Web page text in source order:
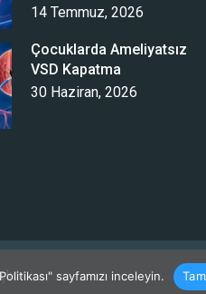
14 Temmuz, 2026
Çocuklarda Ameliyatsız
VSD Kapatma
30 Haziran, 2026
sayfamızı inceleyin.